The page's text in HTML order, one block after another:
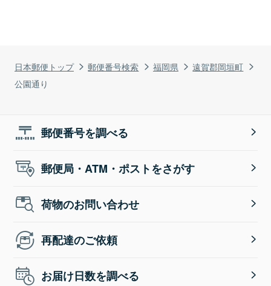
日本郵便トップ 郵便番号検索 福岡県
遠賀郡岡垣町
公園通り
郵便番号を調べる
郵便局・ATM・ポストをさがす
荷物のお問い合わせ
再配達のご依頼
お届け日数を調べる